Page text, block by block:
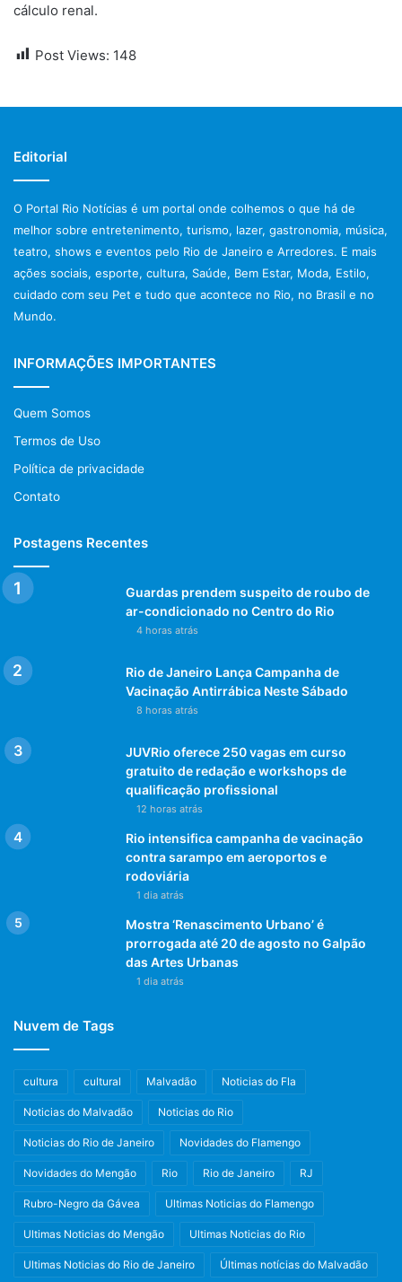
cálculo renal.
Post Views: 148
Editorial
O Portal Rio Notícias é um portal onde colhemos o que há de
melhor sobre entretenimento, turismo, lazer, gastronomia, música,
teatro, shows e eventos pelo Rio de Janeiro e Arredores. E mais
ações sociais, esporte, cultura, Saúde, Bem Estar, Moda, Estilo,
cuidado com seu Pet e tudo que acontece no Rio, no Brasil e no
Mundo.
INFORMAÇÕES IMPORTANTES
Quem Somos
Termos de Uso
Política de privacidade
Contato
Postagens Recentes
Guardas prendem suspeito de roubo de
ar-condicionado no Centro do Rio
4 horas atrás
Rio de Janeiro Lança Campanha de
Vacinação Antirrábica Neste Sábado
8 horas atrás
JUVRio oferece 250 vagas em curso
gratuito de redação e workshops de
qualificação profissional
12 horas atrás
Rio intensifica campanha de vacinação
contra sarampo em aeroportos e
rodoviária
1 dia atrás
Mostra ‘Renascimento Urbano’ é
prorrogada até 20 de agosto no Galpão
das Artes Urbanas
1 dia atrás
Nuvem de Tags
cultura cultural Malvadão Noticias do Fla
Noticias do Malvadão Noticias do Rio
Noticias do Rio de Janeiro Novidades do Flamengo
Novidades do Mengão Rio Rio de Janeiro RJ
Rubro-Negro da Gávea Ultimas Noticias do Flamengo
Ultimas Noticias do Mengão Ultimas Noticias do Rio
Ultimas Noticias do Rio de Janeiro Últimas notícias do Malvadão